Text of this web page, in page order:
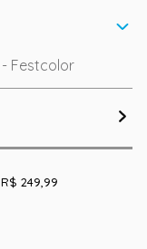
- Festcolor
249,99